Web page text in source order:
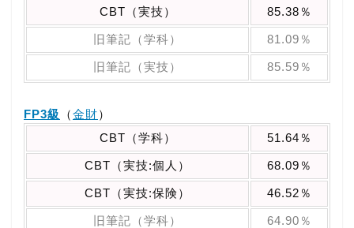
CBT（実技） 85.38％
旧筆記（学科） 81.09％
旧筆記（実技） 85.59％
FP3級 （金財）
CBT（学科）
51.64％
CBT（実技:個人） 68.09％
CBT（実技:保険） 46.52％
旧筆記（学科） 64.90％